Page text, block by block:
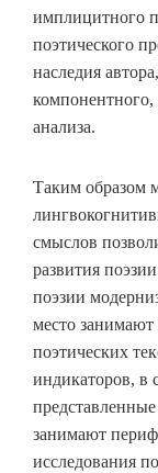
имплицитного
поэтического
наследия
компонентного,
анализа.
Таким образом
смыслов
развития
поэзии
место
поэтических
индикаторов, в
занимают
исследования